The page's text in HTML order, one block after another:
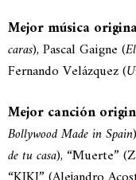
Mejor música
caras), Pascal Gaigne (
Fernando Velázquez (
Mejor canción
Bollywood Made in Spain
de tu casa), “Muerte”